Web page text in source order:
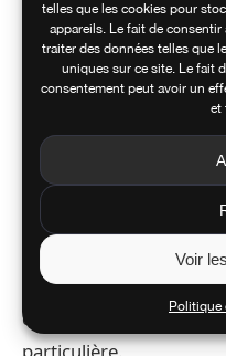
telles que les cookies pour
appareils. Le fait de
traiter des données telles que
uniques sur ce site. Le fait
consentement peut avoir un
et
Voir
Politique
par Applewood crée
que de consulter
multiples
colis d’une
accèdent à une vision
expéditions.
transforme le suivi
permettant
destinations déjà
d’acheminement et